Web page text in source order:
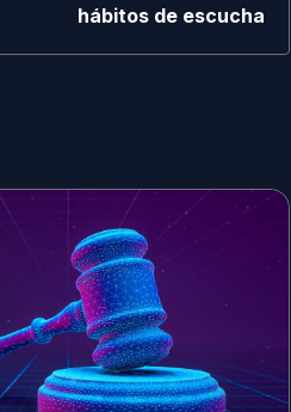
hábitos de escucha